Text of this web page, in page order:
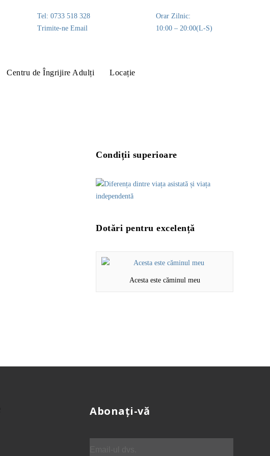
Tel: 0733 518 328
Trimite-ne Email
Orar Zilnic:
10:00 – 20:00(L-S)
Centru de Îngrijire Adulți Locație
Condiții superioare
Dotări pentru excelență
Acesta este căminul meu
Abonați-vă